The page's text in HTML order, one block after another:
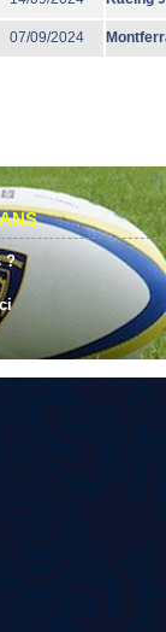
07/09/2024
?